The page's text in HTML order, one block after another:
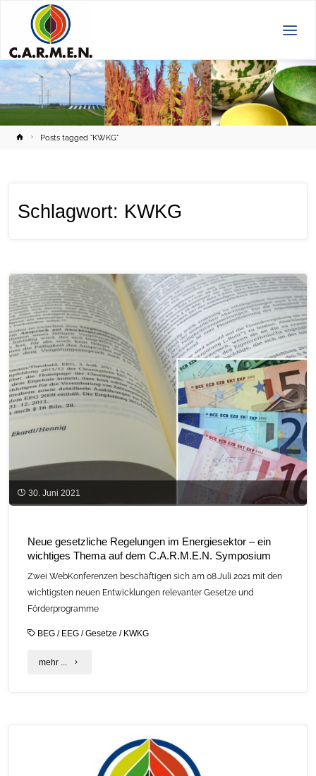
HomePosts tagged "KWKG"
Schlagwort: KWKG
30. Juni 2021
Neue gesetzliche Regelungen im Energiesektor – ein
wichtiges Thema auf dem C.A.R.M.E.N. Symposium
Zwei WebKonferenzen beschäftigen sich am 08.Juli 2021 mit den
wichtigsten neuen Entwicklungen relevanter Gesetze und
Förderprogramme
BEG / EEG /Gesetze / KWKG
mehr ... "Neue
Energiesektor